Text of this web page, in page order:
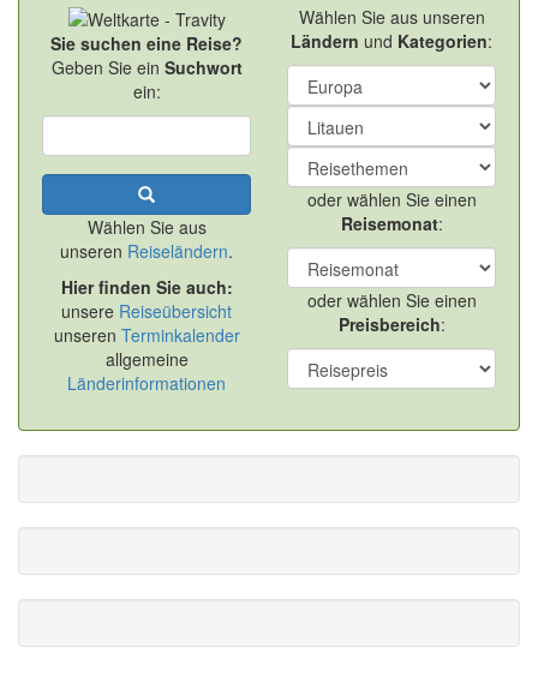
Sie suchen eine Reise?
Geben Sie ein Suchwort
ein:
Wählen Sie aus
unseren Reiseländern.
Hier finden Sie auch:
unsere Reiseübersicht
unseren Terminkalender
allgemeine
Länderinformationen
Wählen Sie aus unseren
Ländern und Kategorien:
oder wählen Sie einen
Reisemonat:
oder wählen Sie einen
Preisbereich: